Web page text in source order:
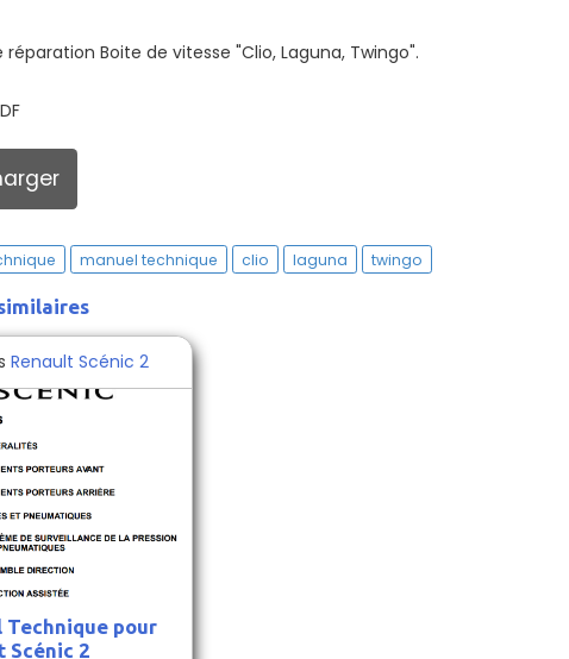
réparation Boite de vitesse "Clio, Laguna, Twingo".
manuel technique clio laguna twingo
Renault Scénic 2
Technique pour
Scénic 2